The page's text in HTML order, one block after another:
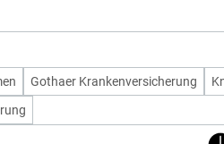
Gothaer Krankenversicherung